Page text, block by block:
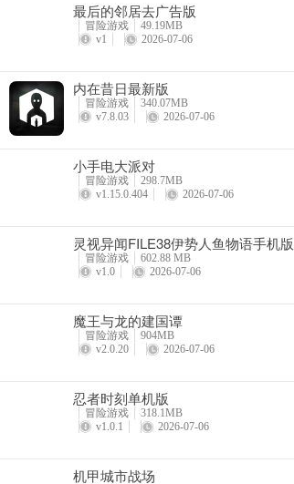
最后的邻居去广告版
冒险游戏
49.19MB
v1
2026-07-06
内在昔日最新版
冒险游戏
340.07MB
v7.8.03
2026-07-06
小手电大派对
冒险游戏
298.7MB
v1.15.0.404
2026-07-06
灵视异闻FILE38伊势人鱼物语手机版
冒险游戏
602.88 MB
v1.0
2026-07-06
魔王与龙的建国谭
冒险游戏
904MB
v2.0.20
2026-07-06
忍者时刻单机版
冒险游戏
318.1MB
v1.0.1
2026-07-06
机甲城市战场